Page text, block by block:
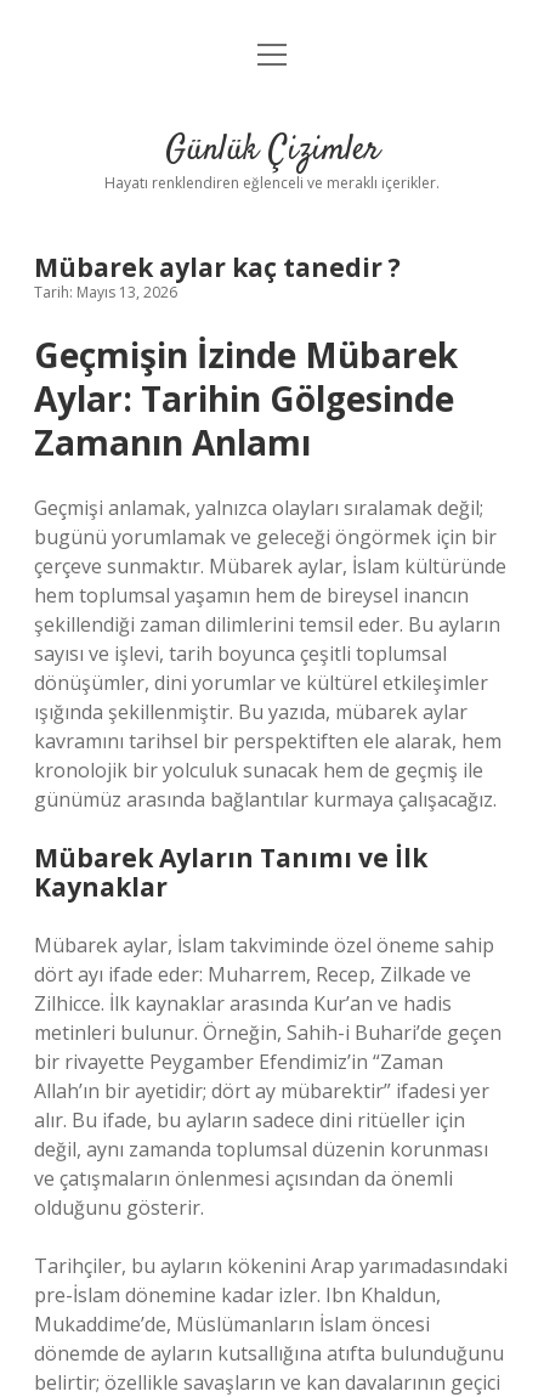
Anasayfa
Yasal Uyarı
menüyü
Günlük Çizimler
Hayatı renklendiren eğlenceli ve meraklı içerikler.
Mübarek aylar kaç tanedir ?
Tarih: Mayıs 13, 2026
Geçmişin İzinde Mübarek
Aylar: Tarihin Gölgesinde
Zamanın Anlamı
Geçmişi anlamak, yalnızca olayları sıralamak değil;
bugünü yorumlamak ve geleceği öngörmek için bir
çerçeve sunmaktır. Mübarek aylar, İslam kültüründe
hem toplumsal yaşamın hem de bireysel inancın
şekillendiği zaman dilimlerini temsil eder. Bu ayların
sayısı ve işlevi, tarih boyunca çeşitli toplumsal
dönüşümler, dini yorumlar ve kültürel etkileşimler
ışığında şekillenmiştir. Bu yazıda, mübarek aylar
kavramını tarihsel bir perspektiften ele alarak, hem
kronolojik bir yolculuk sunacak hem de geçmiş ile
günümüz arasında bağlantılar kurmaya çalışacağız.
Mübarek Ayların Tanımı ve İlk
Kaynaklar
Mübarek aylar, İslam takviminde özel öneme sahip
dört ayı ifade eder: Muharrem, Recep, Zilkade ve
Zilhicce. İlk kaynaklar arasında Kur’an ve hadis
metinleri bulunur. Örneğin, Sahih-i Buhari’de geçen
bir rivayette Peygamber Efendimiz’in “Zaman
Allah’ın bir ayetidir; dört ay mübarektir” ifadesi yer
alır. Bu ifade, bu ayların sadece dini ritüeller için
değil, aynı zamanda toplumsal düzenin korunması
ve çatışmaların önlenmesi açısından da önemli
olduğunu gösterir.
Tarihçiler, bu ayların kökenini Arap yarımadasındaki
pre-İslam dönemine kadar izler. Ibn Khaldun,
Mukaddime’de, Müslümanların İslam öncesi
dönemde de ayların kutsallığına atıfta bulunduğunu
belirtir; özellikle savaşların ve kan davalarının geçici